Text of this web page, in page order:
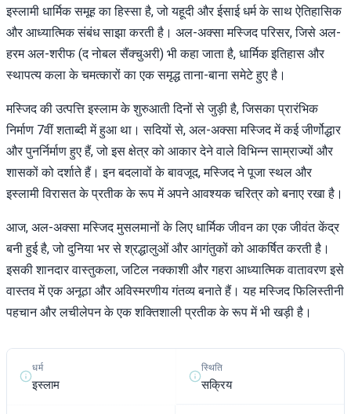
इस्लामी धार्मिक समूह का हिस्सा है, जो यहूदी और ईसाई धर्म के साथ ऐतिहासिक
और आध्यात्मिक संबंध साझा करती है। अल-अक्सा मस्जिद परिसर, जिसे अल-
हरम अल-शरीफ (द नोबल सैंक्चुअरी) भी कहा जाता है, धार्मिक इतिहास और
स्थापत्य कला के चमत्कारों का एक समृद्ध ताना-बाना समेटे हुए है।
मस्जिद की उत्पत्ति इस्लाम के शुरुआती दिनों से जुड़ी है, जिसका प्रारंभिक
निर्माण 7वीं शताब्दी में हुआ था। सदियों से, अल-अक्सा मस्जिद में कई जीर्णोद्धार
और पुनर्निर्माण हुए हैं, जो इस क्षेत्र को आकार देने वाले विभिन्न साम्राज्यों और
शासकों को दर्शाते हैं। इन बदलावों के बावजूद, मस्जिद ने पूजा स्थल और
इस्लामी विरासत के प्रतीक के रूप में अपने आवश्यक चरित्र को बनाए रखा है।
आज, अल-अक्सा मस्जिद मुसलमानों के लिए धार्मिक जीवन का एक जीवंत केंद्र
बनी हुई है, जो दुनिया भर से श्रद्धालुओं और आगंतुकों को आकर्षित करती है।
इसकी शानदार वास्तुकला, जटिल नक्काशी और गहरा आध्यात्मिक वातावरण इसे
वास्तव में एक अनूठा और अविस्मरणीय गंतव्य बनाते हैं। यह मस्जिद फिलिस्तीनी
पहचान और लचीलेपन के एक शक्तिशाली प्रतीक के रूप में भी खड़ी है।
धर्म
इस्लाम
स्थिति
सक्रिय